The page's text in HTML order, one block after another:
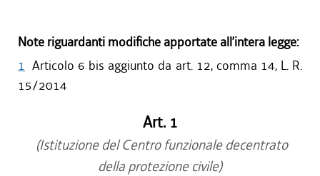
Note riguardanti modifiche apportate all’intera legge:
1 Articolo 6 bis aggiunto da art. 12, comma 14, L. R.
15/2014
Art. 1
(Istituzione del Centro funzionale decentrato
della protezione civile)